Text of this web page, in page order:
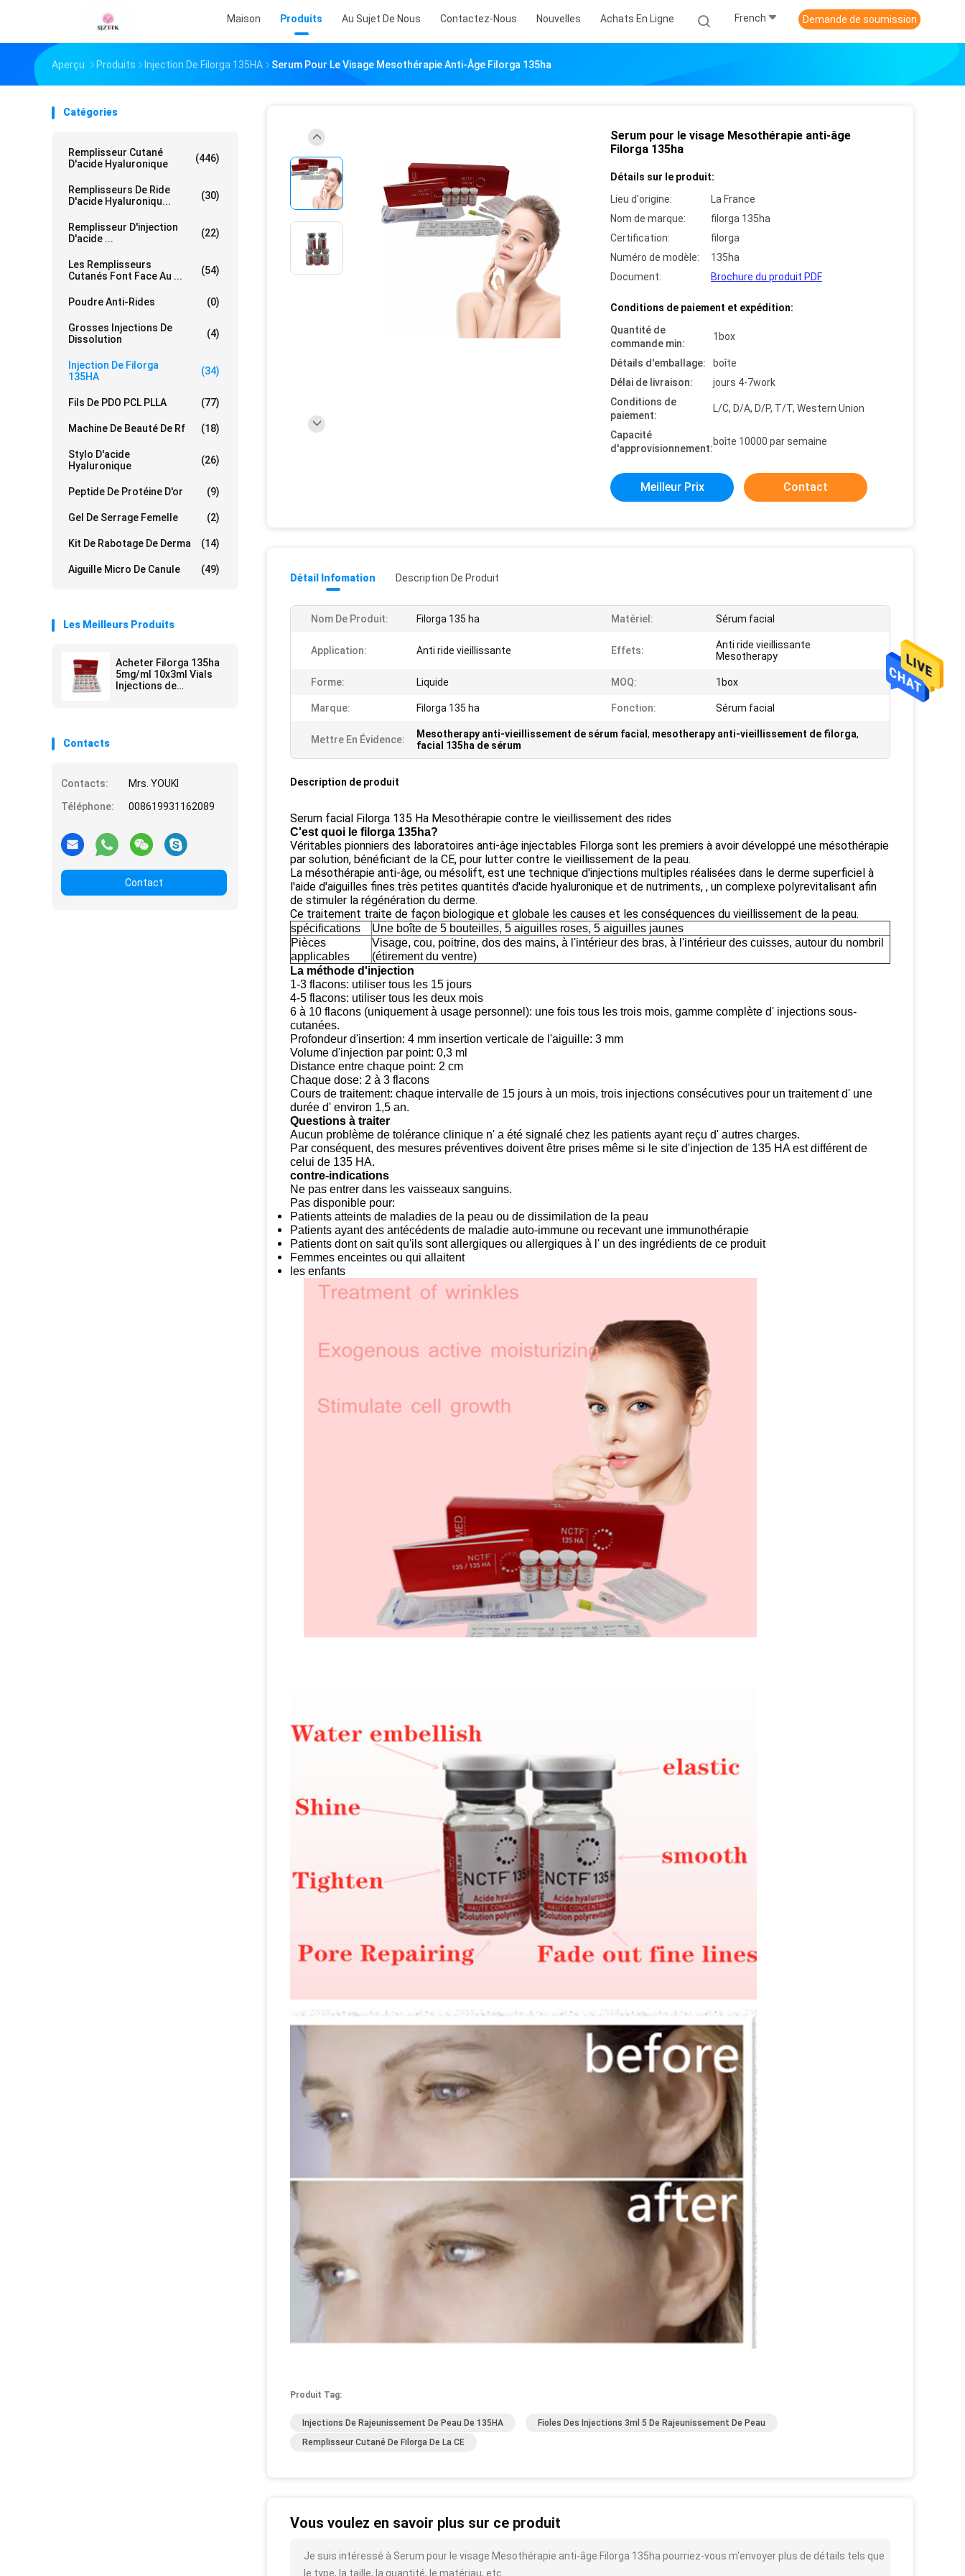
Maison Produits Au Sujet De Nous Contactez-Nous Nouvelles Achats En Ligne French Demande de soumission
Aperçu Produits Injection De Filorga 135HA Serum Pour Le Visage Mesothérapie Anti-Âge Filorga 135ha
Catégories
Remplisseur Cutané
D'acide Hyaluronique
(446)
Remplisseurs De Ride
D'acide Hyaluroniqu...
(30)
Remplisseur D'injection
D'acide ...
(22)
Les Remplisseurs
Cutanés Font Face Au ...
(54)
Poudre Anti-Rides (0)
Grosses Injections De
Dissolution
(4)
Injection De Filorga
135HA
(34)
Fils De PDO PCL PLLA (77)
Machine De Beauté De Rf (18)
Stylo D'acide
Hyaluronique
(26)
Peptide De Protéine D'or (9)
Gel De Serrage Femelle (2)
Kit De Rabotage De Derma (14)
Aiguille Micro De Canule (49)
Les Meilleurs Produits
Acheter Filorga 135ha
5mg/ml 10x3ml Vials
Injections de
Contacts
Contacts:
Mrs. YOUKI
Téléphone:
008619931162089
Contact
Serum pour le visage Mesothérapie anti-âge
Filorga 135ha
Détails sur le produit:
Lieu d'origine:
La France
Nom de marque:
filorga 135ha
Certification:
filorga
Numéro de modèle:
135ha
Document:
Brochure du produit PDF
Conditions de paiement et expédition:
Quantité de
commande min:
1box
Détails d'emballage:
boîte
Délai de livraison:
jours 4-7work
Conditions de
paiement:
L/C, D/A, D/P, T/T, Western Union
Capacité
d'approvisionnement:
boîte 10000 par semaine
Meilleur Prix Contact
Détail Infomation Description De Produit
Nom De Produit: Filorga 135 ha Matériel: Sérum facial
Application: Anti ride vieillissante Effets:
Anti ride vieillissante
Mesotherapy
Forme: Liquide MOQ: 1box
Marque: Filorga 135 ha Fonction: Sérum facial
Mettre En Évidence: Mesotherapy anti-vieillissement de sérum facial , mesotherapy anti-vieillissement de filorga,
facial 135ha de sérum
Description de produit
Serum facial Filorga 135 Ha Mesothérapie contre le vieillissement des rides
C'est quoi le filorga 135ha?
Véritables pionniers des laboratoires anti-âge injectables Filorga sont les premiers à avoir développé une mésothérapie
par solution, bénéficiant de la CE, pour lutter contre le vieillissement de la peau.
La mésothérapie anti-âge, ou mésolift, est une technique d'injections multiples réalisées dans le derme superficiel à
l'aide d'aiguilles fines.très petites quantités d'acide hyaluronique et de nutriments, , un complexe polyrevitalisant afin
de stimuler la régénération du derme.
Ce traitement traite de façon biologique et globale les causes et les conséquences du vieillissement de la peau.
spécifications
Une boîte de 5 bouteilles, 5 aiguilles roses, 5 aiguilles jaunes
Pièces
applicables
Visage, cou, poitrine, dos des mains, à l'intérieur des bras, à l'intérieur des cuisses, autour du nombril
(étirement du ventre)
La méthode d'injection
1-3 flacons: utiliser tous les 15 jours
4-5 flacons: utiliser tous les deux mois
6 à 10 flacons (uniquement à usage personnel): une fois tous les trois mois, gamme complète d' injections sous-
cutanées.
Profondeur d'insertion: 4 mm insertion verticale de l'aiguille: 3 mm
Volume d'injection par point: 0,3 ml
Distance entre chaque point: 2 cm
Chaque dose: 2 à 3 flacons
Cours de traitement: chaque intervalle de 15 jours à un mois, trois injections consécutives pour un traitement d' une
durée d' environ 1,5 an.
Questions à traiter
Aucun problème de tolérance clinique n' a été signalé chez les patients ayant reçu d' autres charges.
Par conséquent, des mesures préventives doivent être prises même si le site d'injection de 135 HA est différent de
celui de 135 HA.
contre-indications
Ne pas entrer dans les vaisseaux sanguins.
Pas disponible pour:
Patients atteints de maladies de la peau ou de dissimilation de la peau
Patients ayant des antécédents de maladie auto-immune ou recevant une immunothérapie
Patients dont on sait qu'ils sont allergiques ou allergiques à l' un des ingrédients de ce produit
Femmes enceintes ou qui allaitent
les enfants
Produit Tag:
Injections De Rajeunissement De Peau De 135HA
Fioles Des Injections 3ml 5 De Rajeunissement De Peau
Remplisseur Cutané De Filorga De La CE
Vous voulez en savoir plus sur ce produit
Je suis intéressé à Serum pour le visage Mesothérapie anti-âge Filorga 135ha pourriez-vous m'envoyer plus de détails tels que
le type, la taille, la quantité, le matériau, etc.